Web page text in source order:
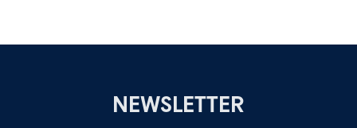
NEWSLETTER